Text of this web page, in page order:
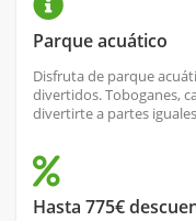
Parque acuático
Disfruta de parque
divertidos. Toboganes,
divertirte a partes iguales
Hasta 775€